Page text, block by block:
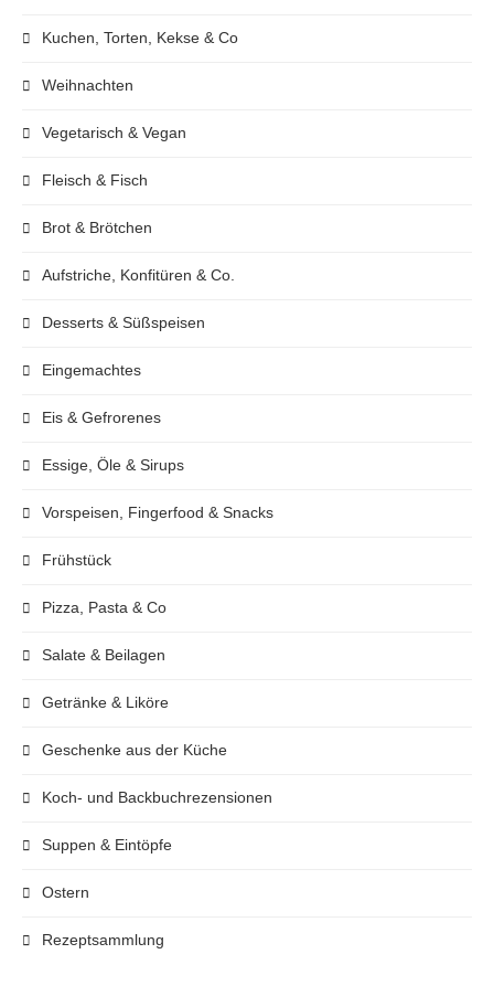
Kuchen, Torten, Kekse & Co
Weihnachten
Vegetarisch & Vegan
Fleisch & Fisch
Brot & Brötchen
Aufstriche, Konfitüren & Co.
Desserts & Süßspeisen
Eingemachtes
Eis & Gefrorenes
Essige, Öle & Sirups
Vorspeisen, Fingerfood & Snacks
Frühstück
Pizza, Pasta & Co
Salate & Beilagen
Getränke & Liköre
Geschenke aus der Küche
Koch- und Backbuchrezensionen
Suppen & Eintöpfe
Ostern
Rezeptsammlung